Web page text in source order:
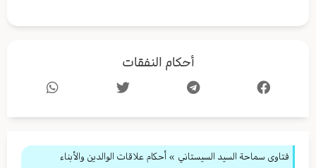
أحكام النفقات
فتاوى سماحة السيد السيستاني » أحكام علاقات الوالدين والأبناء